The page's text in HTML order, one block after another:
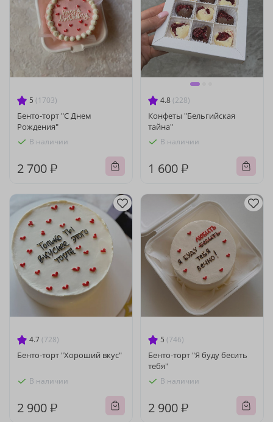
5 (1703)
Бенто-торт "С Днем
Рождения"
В наличии
2 700 ₽
4.8 (228)
Конфеты "Бельгийская
тайна"
В наличии
1 600 ₽
4.7 (728)
Бенто-торт "Хороший вкус"
В наличии
2 900 ₽
5 (746)
Бенто-торт "Я буду бесить
тебя"
В наличии
2 900 ₽